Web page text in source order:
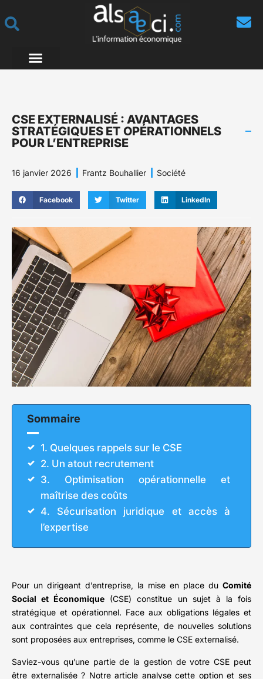
CSE EXTERNALISÉ : AVANTAGES
STRATÉGIQUES ET OPÉRATIONNELS
POUR L’ENTREPRISE
16 janvier 2026 Frantz Bouhallier Société
Facebook Twitter LinkedIn
Sommaire
1. Quelques rappels sur le CSE
2. Un atout recrutement
3. Optimisation opérationnelle et
maîtrise des coûts
4. Sécurisation juridique et accès à
l’expertise
Pour un dirigeant d’entreprise, la mise en place du Comité
Social et Économique (CSE) constitue un sujet à la fois
stratégique et opérationnel. Face aux obligations légales et
aux contraintes que cela représente, de nouvelles solutions
sont proposées aux entreprises, comme le CSE externalisé.
Saviez-vous qu’une partie de la gestion de votre CSE peut
être externalisée ? Notre article analyse cette option et ses